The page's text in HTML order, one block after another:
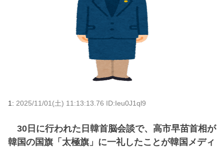
1: 2025/11/01(土) 11:13:13.76 ID:Ieu0J1ql9
30日に行われた日韓首脳会談で、高市早苗首相が
韓国の国旗「太極旗」に一礼したことが韓国メディ